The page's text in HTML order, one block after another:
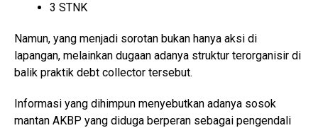
3 STNK
Namun, yang menjadi sorotan bukan hanya aksi di
lapangan, melainkan dugaan adanya struktur terorganisir di
balik praktik debt collector tersebut.
Informasi yang dihimpun menyebutkan adanya sosok
mantan AKBP yang diduga berperan sebagai pengendali